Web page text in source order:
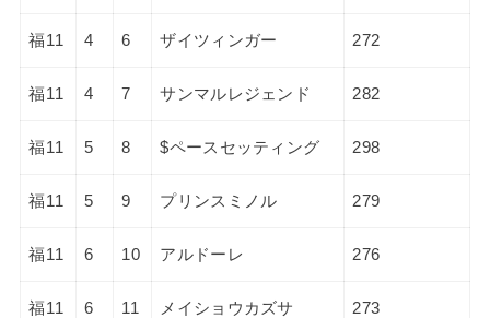
福11 4 6 ザイツィンガー 272
福11 4 7 サンマルレジェンド 282
福11 5 8 $ペースセッティング 298
福11 5 9 プリンスミノル 279
福11 6 10 アルドーレ 276
福11 6 11 メイショウカズサ 273